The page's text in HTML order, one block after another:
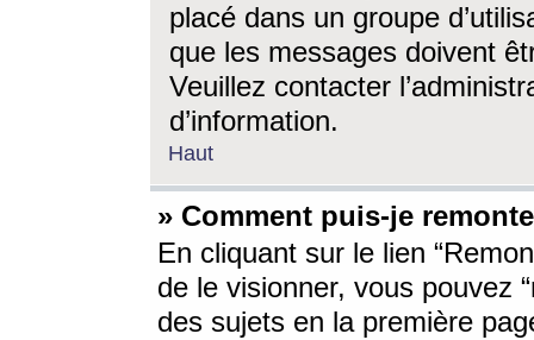
placé dans un groupe
que les messages doivent
Veuillez contacter
d’information.
Haut
» Comment puis-je
En cliquant sur le lien
de le visionner, vous pouvez
des sujets en la première